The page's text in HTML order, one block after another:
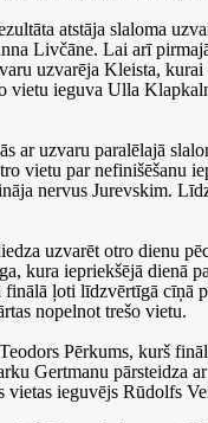
atstāja slaloma
Livčāne. Lai arī
uzvarēja Kleista,
vietu ieguva Ulla
ar uzvaru paralēlajā
vietu par nefinišēšanu
nervus Jurevskim.
uzvarēt otro dienu
kura iepriekšējā dienā
ļoti līdzvērtīgā cīņā
nopelnot trešo vietu.
Pērkums, kurš
Gertmanu pārsteidza
vietas ieguvējs Rūdolfs